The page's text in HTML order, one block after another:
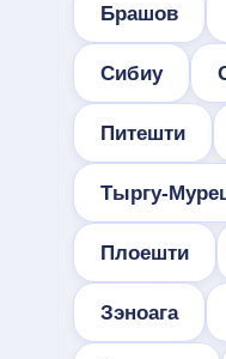
Брашов
Сибиу
Питешти
Тыргу-
Плоешти
Зэноага